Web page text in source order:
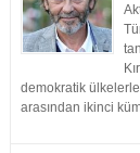
demokratik
arasından ikinci